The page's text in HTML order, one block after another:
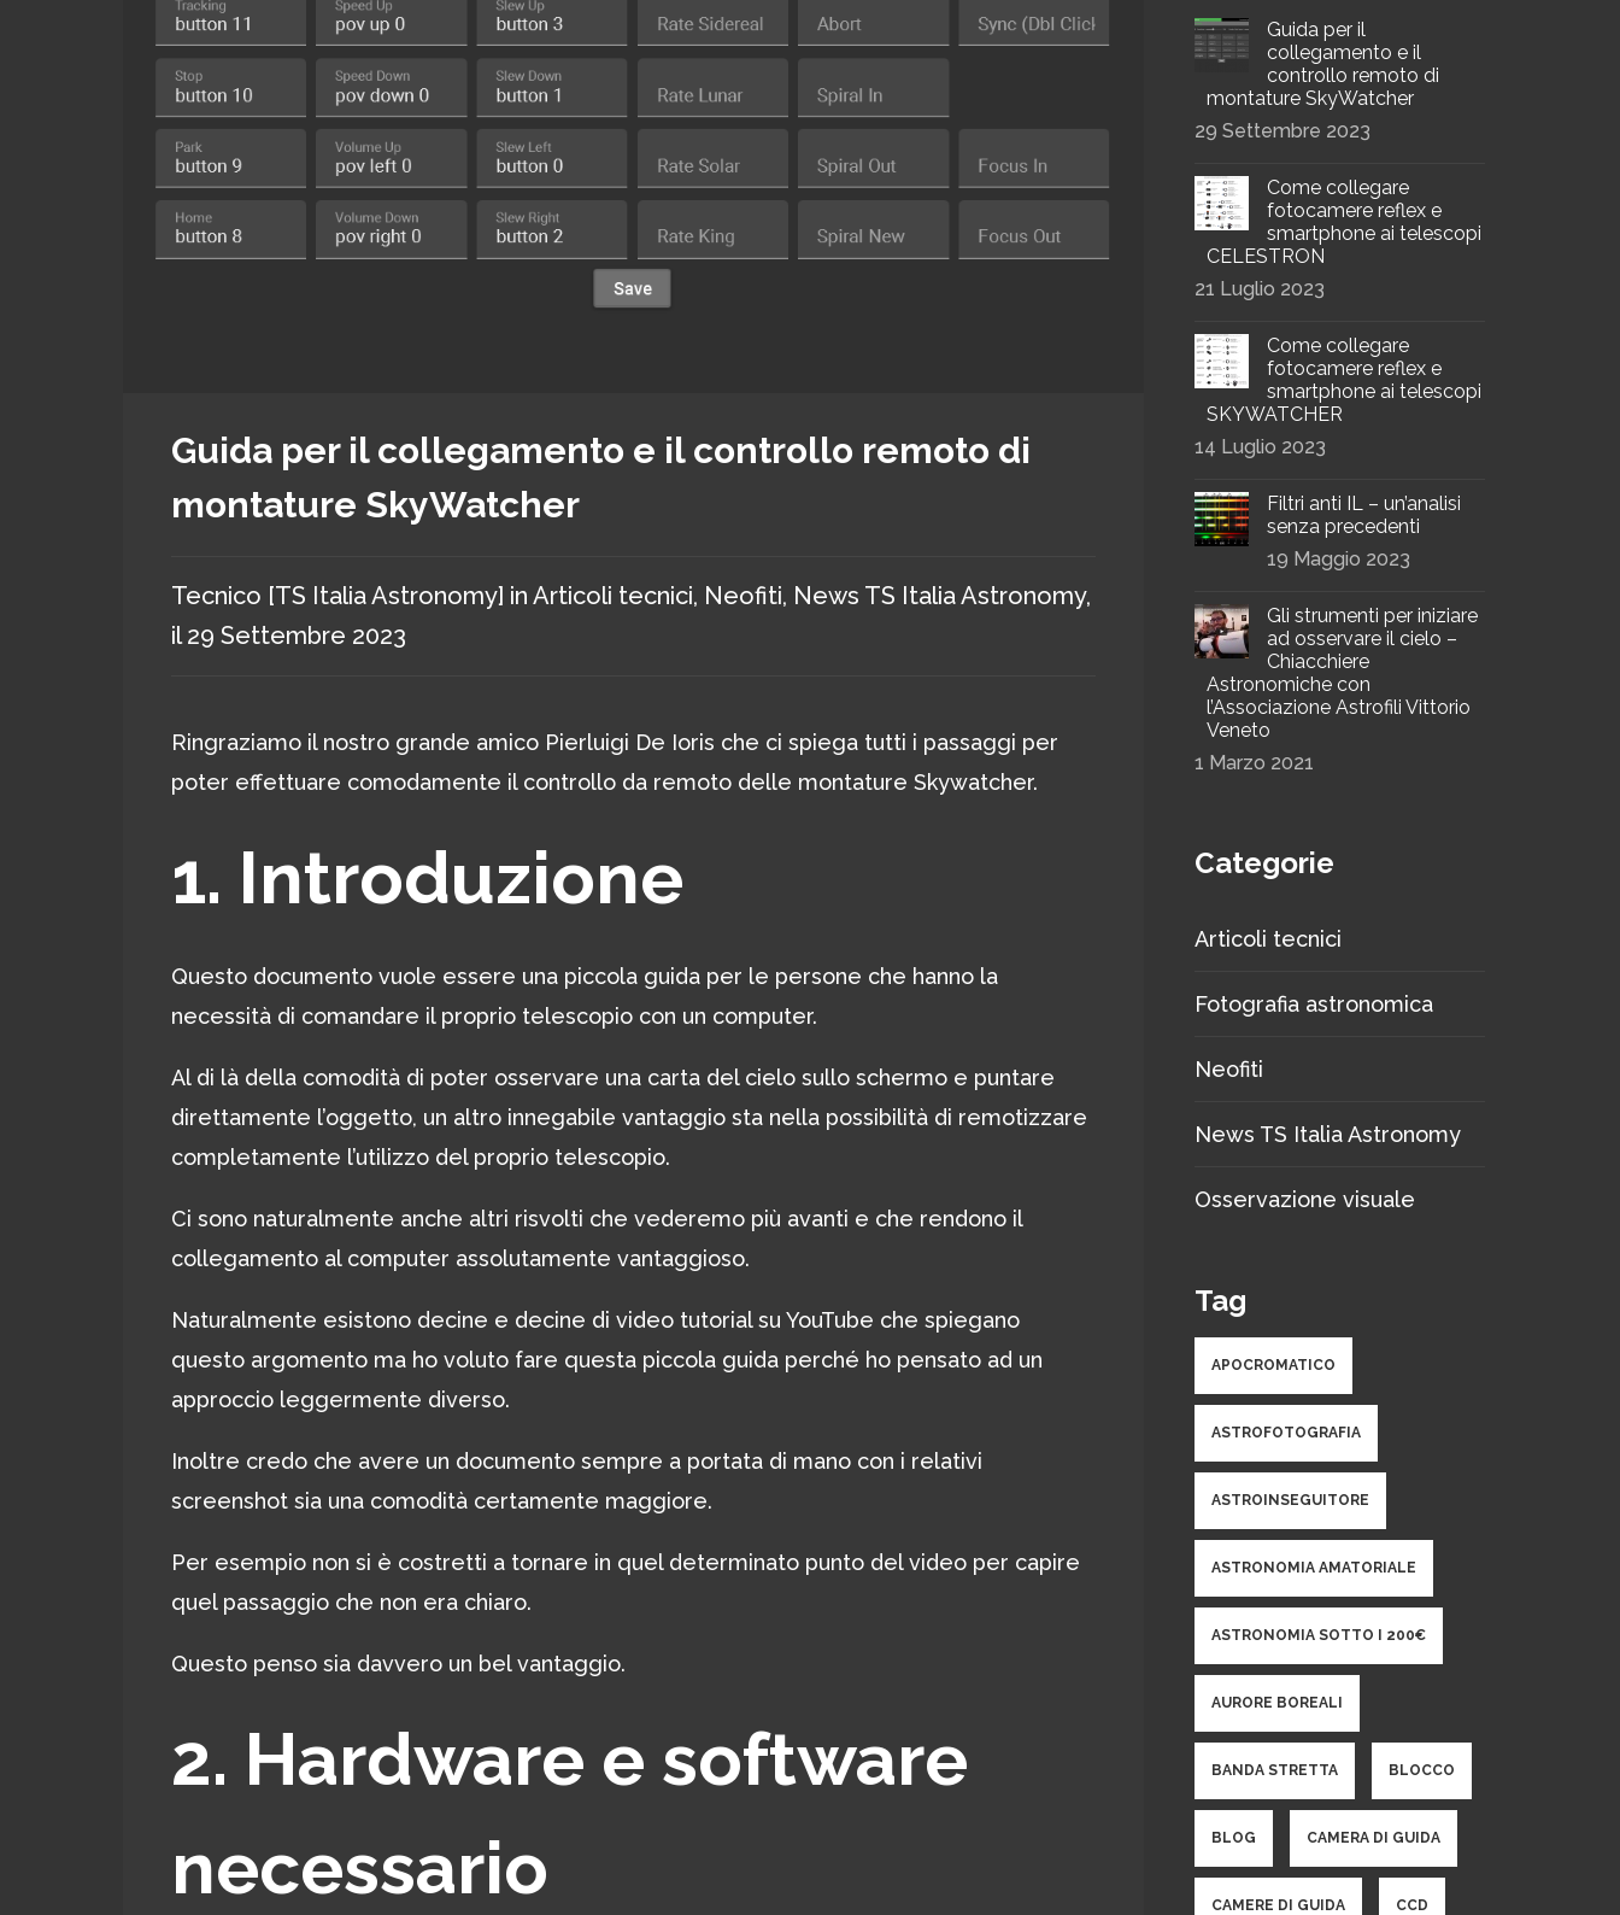
Guida per il collegamento e il controllo remoto di
montature SkyWatcher
Tecnico [TS Italia Astronomy] in Articoli tecnici, Neofiti, News TS Italia Astronomy,
il29 Settembre 2023
Ringraziamo il nostro grande amico Pierluigi De Ioris che ci spiega tutti i passaggi per
poter effettuare comodamente il controllo da remoto delle montature Skywatcher.
1. Introduzione
Questo documento vuole essere una piccola guida per le persone che hanno la
necessità di comandare il proprio telescopio con un computer.
Al di là della comodità di poter osservare una carta del cielo sullo schermo e puntare
direttamente l’oggetto, un altro innegabile vantaggio sta nella possibilità di remotizzare
completamente l’utilizzo del proprio telescopio.
Ci sono naturalmente anche altri risvolti che vederemo più avanti e che rendono il
collegamento al computer assolutamente vantaggioso.
Naturalmente esistono decine e decine di video tutorial su YouTube che spiegano
questo argomento ma ho voluto fare questa piccola guida perché ho pensato ad un
approccio leggermente diverso.
Inoltre credo che avere un documento sempre a portata di mano con i relativi
screenshot sia una comodità certamente maggiore.
Per esempio non si è costretti a tornare in quel determinato punto del video per capire
quel passaggio che non era chiaro.
Questo penso sia davvero un bel vantaggio.
2. Hardware e software
necessario
Guida per il
collegamento e il
controllo remoto di
montature SkyWatcher
29 Settembre 2023
Come collegare
fotocamere reflex e
smartphone ai telescopi
CELESTRON
21 Luglio 2023
Come collegare
fotocamere reflex e
smartphone ai telescopi
SKYWATCHER
14 Luglio 2023
Filtri anti IL – un’analisi
senza precedenti
19 Maggio 2023
Gli strumenti per iniziare
ad osservare il cielo –
Chiacchiere
Astronomiche con
l’Associazione Astrofili Vittorio
Veneto
1 Marzo 2021
Categorie
Articoli tecnici
Fotografia astronomica
Neofiti
News TS Italia Astronomy
Osservazione visuale
Tag
APOCROMATICO
ASTROFOTOGRAFIA
ASTROINSEGUITORE
ASTRONOMIA AMATORIALE
ASTRONOMIA SOTTO I 200€
AURORE BOREALI
BANDA STRETTA BLOCCO
BLOG CAMERA DI GUIDA
CAMERE DI GUIDA CCD